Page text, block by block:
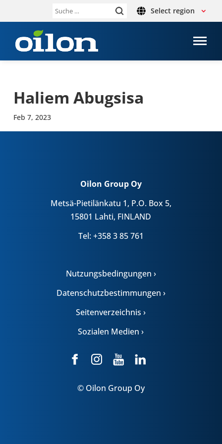
Suche Select region
Haliem Abugs­isa
Feb 7, 2023
Oilon Group Oy
Metsä-Pietilänkatu 1, P.O. Box 5,
15801 Lahti, FINLAND
Tel: +358 3 85 761
Nutzungsbedingungen ›
Datenschutzbestimmungen ›
Seitenverzeichnis ›
Sozialen Medien ›
© Oilon Group Oy